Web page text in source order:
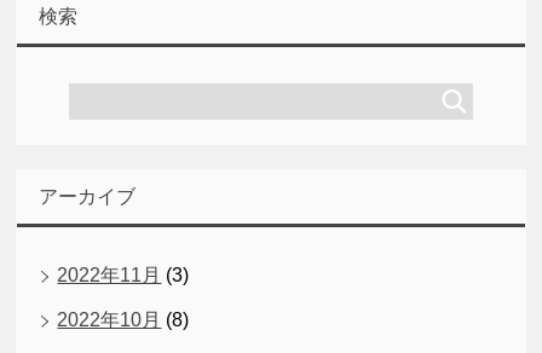
検索
アーカイブ
2022年11月 (3)
2022年10月 (8)